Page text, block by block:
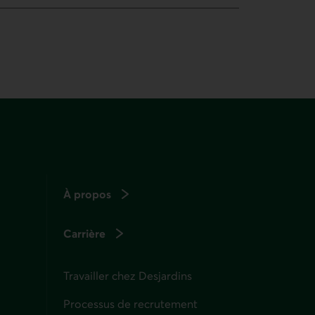
À propos
Carrière
Travailler chez Desjardins
Processus de recrutement